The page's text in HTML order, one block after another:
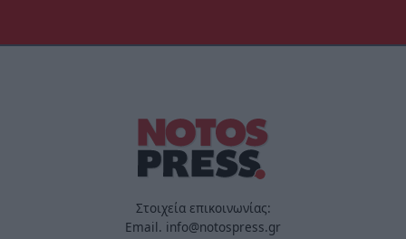
Στοιχεία επικοινωνίας:
Email. info@notospress.gr